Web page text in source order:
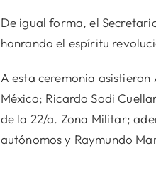
De igual forma, el
honrando el espíritu
A esta ceremonia
México; Ricardo Sodi
de la 22/a. Zona Militar;
autónomos y Raymundo